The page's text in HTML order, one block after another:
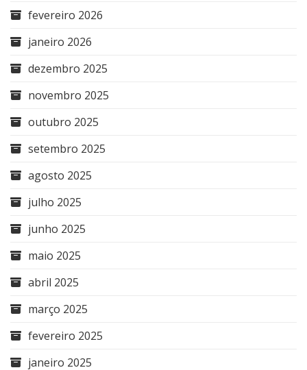
fevereiro 2026
janeiro 2026
dezembro 2025
novembro 2025
outubro 2025
setembro 2025
agosto 2025
julho 2025
junho 2025
maio 2025
abril 2025
março 2025
fevereiro 2025
janeiro 2025